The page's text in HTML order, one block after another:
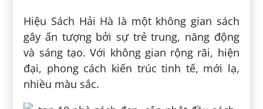
Hiệu Sách Hải Hà là một không gian sách
gây ấn tượng bởi sự trẻ trung, năng động
và sáng tạo. Với không gian rộng rãi, hiện
đại, phong cách kiến trúc tinh tế, mới lạ,
nhiều màu sắc.